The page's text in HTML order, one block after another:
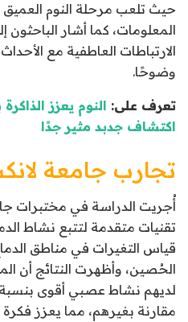
حيث تلعب مرحلة النوم العميق
المعلومات، كما أشار
الارتباطات العاطفية مع
وضوحًا.
تعرف على: النوم يعزز
اكتشاف جدبد مثير جدًا
تجارب جامعة
أُجريت الدراسة في مختبرات
تقنيات متقدمة لتتبع نشاط
قياس التغيرات في مناطق
الحُصين، وأظهرت النتائج أن
مقارنة بغيرهم، مما يعزز فكرة